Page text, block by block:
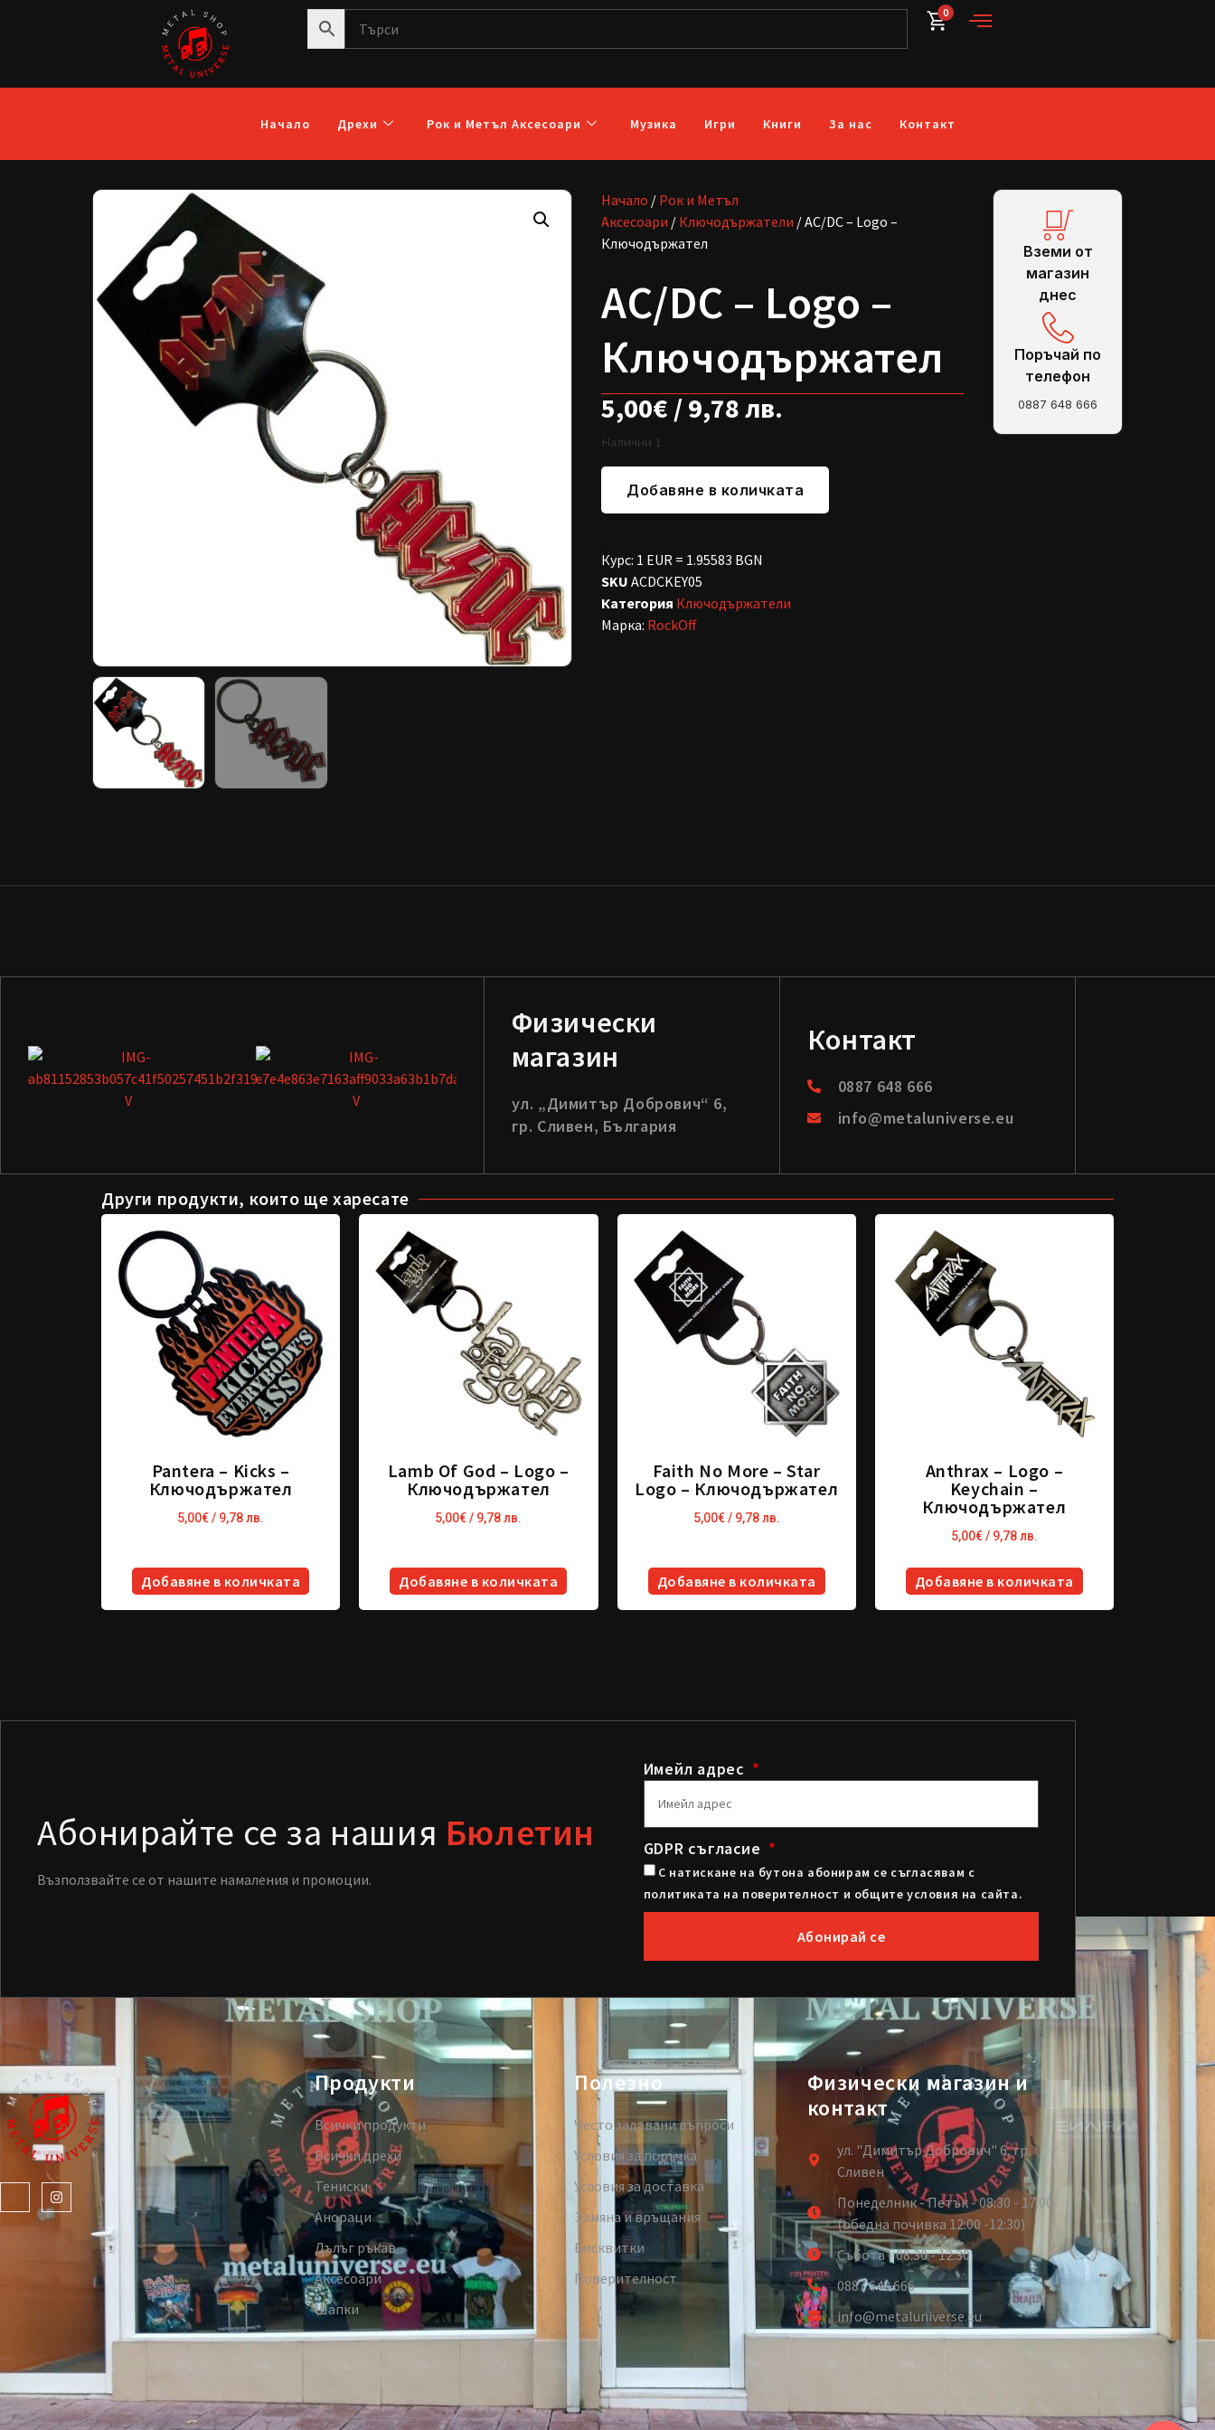
0
Начало Дрехи Рок и Метъл Аксесоари Музика Игри Книги За нас Контакт
Начало / Рок и Метъл
Аксесоари / Ключодържатели / AC/DC – Logo –
Ключодържател
AC/DC – Logo –
Ключодържател
5,00€ / 9,78 лв.
Налични 1
Добавяне в количката
Курс: 1 EUR = 1.95583 BGN
SKUACDCKEY05
Категория Ключодържатели
Марка: RockOff
Вземи от
магазин
днес
Поръчай по
телефон
0887 648 666
Физически
магазин
ул. „Димитър Добрович“ 6,
гр. Сливен, България
Контакт
0887 648 666
info@metaluniverse.eu
Други продукти, които ще харесате
Pantera – Kicks –
Ключодържател
5,00€/ 9,78 лв.
Добавяне в количката
Lamb Of God – Logo –
Ключодържател
5,00€/ 9,78 лв.
Добавяне в количката
Faith No More – Star
Logo – Ключодържател
5,00€/ 9,78 лв.
Добавяне в количката
Anthrax – Logo –
Keychain –
Ключодържател
5,00€/ 9,78 лв.
Добавяне в количката
Абонирайте се за нашия Бюлетин
Възползвайте се от нашите намаления и промоции.
Имейл адрес
GDPR съгласие
С натискане на бутона абонирам се съгласявам с
политиката на поверителност и общите условия на сайта.
Абонирай се
Продукти
Всички продукти
Всички дрехи
Тениски
Анораци
Дълъг ръкав
Аксесоари
Шапки
Полезно
Често задавани въпроси
Условия за поръчка
Условия за доставка
Замяна и връщания
Бисквитки
Поверителност
Физически магазин и
контакт
ул. "Димитър Добрович" 6, гр.
Сливен
Понеделник - Петък - 08:30 - 17:00
(обедна почивка 12:00 -12:30)
Събота - 08:30 - 12:30
0887 648 666
info@metaluniverse.eu